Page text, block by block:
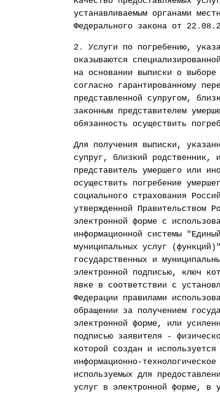
устанавливаемым органами
Федерального закона от
2. Услуги по погребению,
оказываются
на основании выписки о
согласно гарантированному
представленной супругом,
законным представителем
обязанность осуществить
Для получения выписки,
супруг, близкий родственник,
представитель умершего или
осуществить погребение
социального страхования
утвержденной Правительством
электронной форме с
информационной системы
муниципальных услуг
государственных и
электронной подписью, ключ
явке в соответствии с
Федерации правилами
обращении за получением
электронной форме, или
подписью заявителя -
которой создан и
информационно-
используемых для
услуг в электронной форме, в